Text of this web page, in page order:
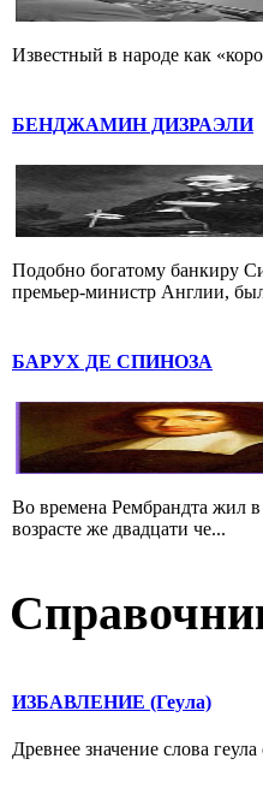
Известный в народе как
БЕНДЖАМИН ДИЗРАЭЛИ
Подобно богатому банкиру
премьер-министр Англии,
БАРУХ ДЕ СПИНОЗА
Во времена Рембрандта жил
возрасте же двадцати че...
ИЗБАВЛЕНИЕ (Геула)
Древнее значение слова